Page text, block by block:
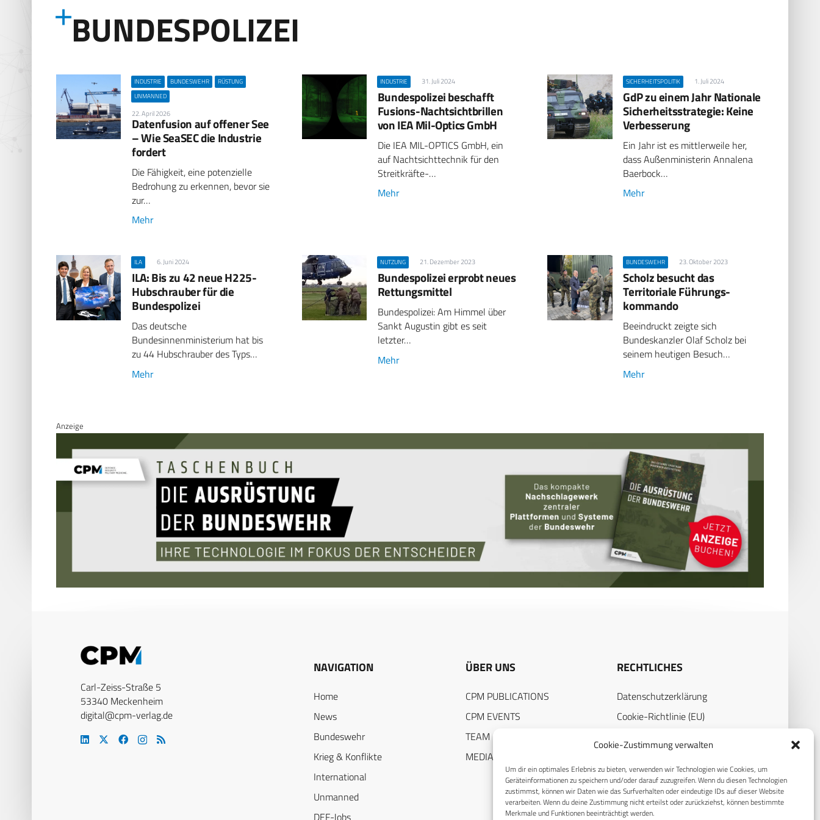
Cookie-Zustimmung verwalten
Um dir ein optimales Erlebnis zu bieten, verwenden wir Technologien wie Cookies, um
Geräteinformationen zu speichern und/oder darauf zuzugreifen. Wenn du diesen Technologien
zustimmst, können wir Daten wie das Surfverhalten oder eindeutige IDs auf dieser Website
verarbeiten. Wenn du deine Zustimmung nicht erteilst oder zurückziehst, können bestimmte
Merkmale und Funktionen beeinträchtigt werden.
BUNDESPOLIZEI
INDUSTRIE BUNDESWEHR
RÜSTUNG
UNMANNED
22. April 2026
Datenfusion auf offener See
– Wie SeaSEC die Industrie
fordert
Die Fähigkeit, eine potenzielle
Bedrohung zu erkennen, bevor sie
zur…
Mehr
INDUSTRIE 31. Juli 2024
Bundespolizei beschafft
Fusions-Nachtsichtbrillen
von IEA Mil-Optics GmbH
Die IEA MIL-OPTICS GmbH, ein
auf Nachtsichttechnik für den
Streitkräfte-…
Mehr
SICHERHEITSPOLITIK 1. Juli 2024
GdP zu einem Jahr Nationale
Sicherheitsstrategie: Keine
Verbesserung
Ein Jahr ist es mittlerweile her,
dass Außenministerin Annalena
Baerbock…
Mehr
ILA 6. Juni 2024
ILA: Bis zu 42 neue H225-
Hubschrauber für die
Bundespolizei
Das deutsche
Bundesinnenministerium hat bis
zu 44 Hubschrauber des Typs…
Mehr
NUTZUNG 21. Dezember 2023
Bundespolizei erprobt neues
Rettungsmittel
Bundespolizei: Am Himmel über
Sankt Augustin gibt es seit
letzter…
Mehr
BUNDESWEHR 23. Oktober 2023
Scholz besucht das
Territoriale Führungs­
kommando
Beeindruckt zeigte sich
Bundeskanzler Olaf Scholz bei
seinem heutigen Besuch…
Mehr
Anzeige
Carl-Zeiss-Straße 5
53340 Meckenheim
digital@cpm-verlag.de
NAVIGATION
Home
News
Bundeswehr
Krieg & Konflikte
International
Unmanned
ÜBER UNS
CPM PUBLICATIONS
CPM EVENTS
TEAM
MEDIADATEN
RECHTLICHES
Datenschutzerklärung
Cookie-Richtlinie (EU)
Impressum